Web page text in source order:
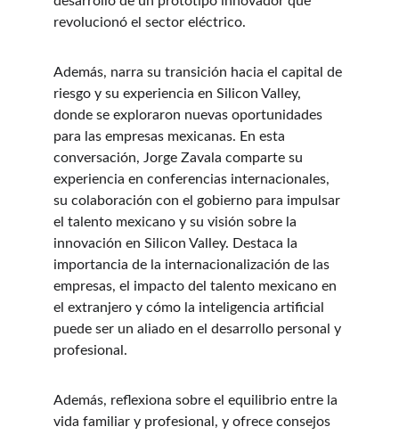
revolucionó el sector eléctrico.
Además, narra su transición hacia el capital de
riesgo y su experiencia en Silicon Valley,
donde se exploraron nuevas oportunidades
para las empresas mexicanas. En esta
conversación, Jorge Zavala comparte su
experiencia en conferencias internacionales,
su colaboración con el gobierno para impulsar
el talento mexicano y su visión sobre la
innovación en Silicon Valley. Destaca la
importancia de la internacionalización de las
empresas, el impacto del talento mexicano en
el extranjero y cómo la inteligencia artificial
puede ser un aliado en el desarrollo personal y
profesional.
Además, reflexiona sobre el equilibrio entre la
vida familiar y profesional, y ofrece consejos